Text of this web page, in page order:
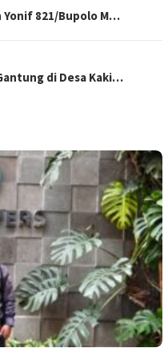
Yonif 821/Bupolo M…
di Desa Kaki…